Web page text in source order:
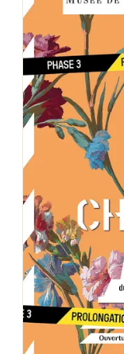
Soirées
Sorties famille
Expos
Sorties & loisirs
Expos dans le
Expos en
Expos dans le
Jeux concours
Strasbourg
Toulouse
Toutes les villes